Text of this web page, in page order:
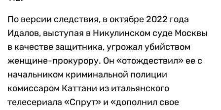
По версии следствия, в октябре 2022 года
Идалов, выступая в Никулинском суде Москвы
в качестве защитника, угрожал убийством
женщине-прокурору. Он «отождествил» ее с
начальником криминальной полиции
комиссаром Каттани из итальянского
телесериала «Спрут» и «дополнил свое